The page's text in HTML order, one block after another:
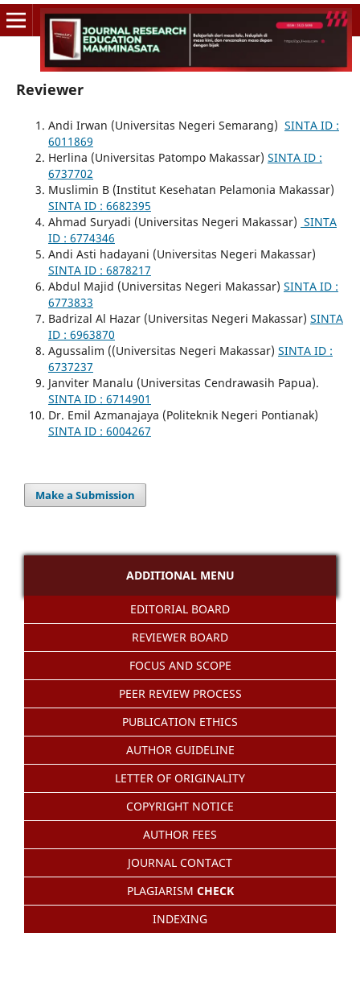
Reviewer
Andi Irwan (Universitas Negeri Semarang) SINTA ID :
6011869
Herlina (Universitas Patompo Makassar) SINTA ID :
6737702
Muslimin B (Institut Kesehatan Pelamonia Makassar)
SINTA ID : 6682395
Ahmad Suryadi (Universitas Negeri Makassar) SINTA
ID : 6774346
Andi Asti hadayani (Universitas Negeri Makassar)
SINTA ID : 6878217
Abdul Majid (Universitas Negeri Makassar) SINTA ID :
6773833
Badrizal Al Hazar (Universitas Negeri Makassar) SINTA
ID : 6963870
Agussalim ((Universitas Negeri Makassar) SINTA ID :
6737237
Janviter Manalu (Universitas Cendrawasih Papua).
SINTA ID : 6714901
Dr. Emil Azmanajaya (Politeknik Negeri Pontianak)
SINTA ID : 6004267
Make a Submission
ADDITIONAL MENU
EDITORIAL BOARD
REVIEWER BOARD
FOCUS AND SCOPE
PEER REVIEW PROCESS
PUBLICATION ETHICS
AUTHOR GUIDELINE
LETTER OF ORIGINALITY
COPYRIGHT NOTICE
AUTHOR FEES
JOURNAL CONTACT
PLAGIARISM CHECK
INDEXING